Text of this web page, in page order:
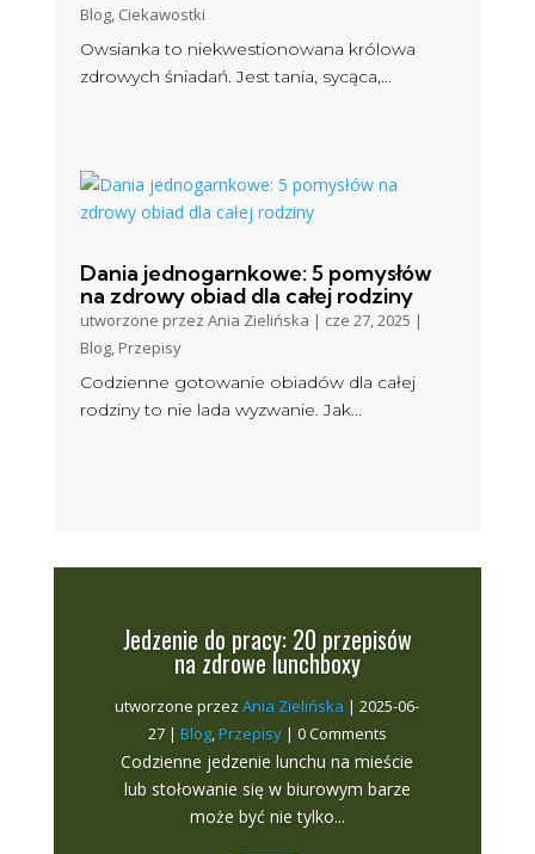
Blog, Ciekawostki
Owsianka to niekwestionowana królowa
zdrowych śniadań. Jest tania, sycąca,...
Dania jednogarnkowe: 5 pomysłów
na zdrowy obiad dla całej rodziny
utworzone przezAnia Zielińska | cze 27, 2025 |
Blog, Przepisy
Codzienne gotowanie obiadów dla całej
rodziny to nie lada wyzwanie. Jak...
Jedzenie do pracy: 20 przepisów
na zdrowe lunchboxy
utworzone przezAnia Zielińska |2025-06-
27| Blog,Przepisy| 0 Comments
Codzienne jedzenie lunchu na mieście
lub stołowanie się w biurowym barze
może być nie tylko...